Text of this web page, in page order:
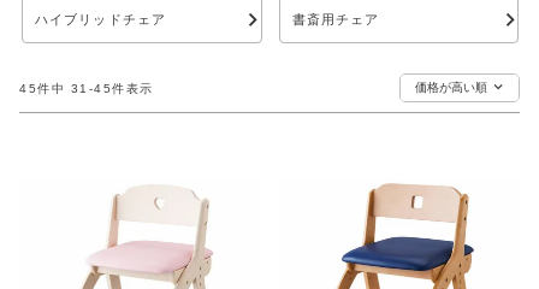
家具
その他
ハイブリッドチェア 書斎用チェア
価格が高い順
45件中 31 -45件表示